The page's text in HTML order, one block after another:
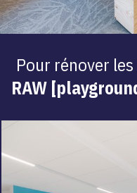
Pour rénover
RAW